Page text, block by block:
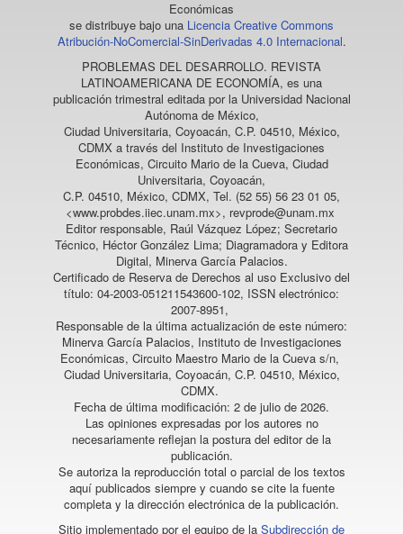
Económicas
se distribuye bajo una Licencia Creative Commons
Atribución-NoComercial-SinDerivadas 4.0 Internacional.
PROBLEMAS DEL DESARROLLO. REVISTA
LATINOAMERICANA DE ECONOMÍA, es una
publicación trimestral editada por la Universidad Nacional
Autónoma de México,
Ciudad Universitaria, Coyoacán, C.P. 04510, México,
CDMX a través del Instituto de Investigaciones
Económicas, Circuito Mario de la Cueva, Ciudad
Universitaria, Coyoacán,
C.P. 04510, México, CDMX, Tel. (52 55) 56 23 01 05,
<www.probdes.iiec.unam.mx>, revprode@unam.mx
Editor responsable, Raúl Vázquez López; Secretario
Técnico, Héctor González Lima; Diagramadora y Editora
Digital, Minerva García Palacios.
Certificado de Reserva de Derechos al uso Exclusivo del
título: 04-2003-051211543600-102, ISSN electrónico:
2007-8951,
Responsable de la última actualización de este número:
Minerva García Palacios, Instituto de Investigaciones
Económicas, Circuito Maestro Mario de la Cueva s/n,
Ciudad Universitaria, Coyoacán, C.P. 04510, México,
CDMX.
Fecha de última modificación: 2 de julio de 2026.
Las opiniones expresadas por los autores no
necesariamente reflejan la postura del editor de la
publicación.
Se autoriza la reproducción total o parcial de los textos
aquí publicados siempre y cuando se cite la fuente
completa y la dirección electrónica de la publicación.
Sitio implementado por el equipo de la Subdirección de